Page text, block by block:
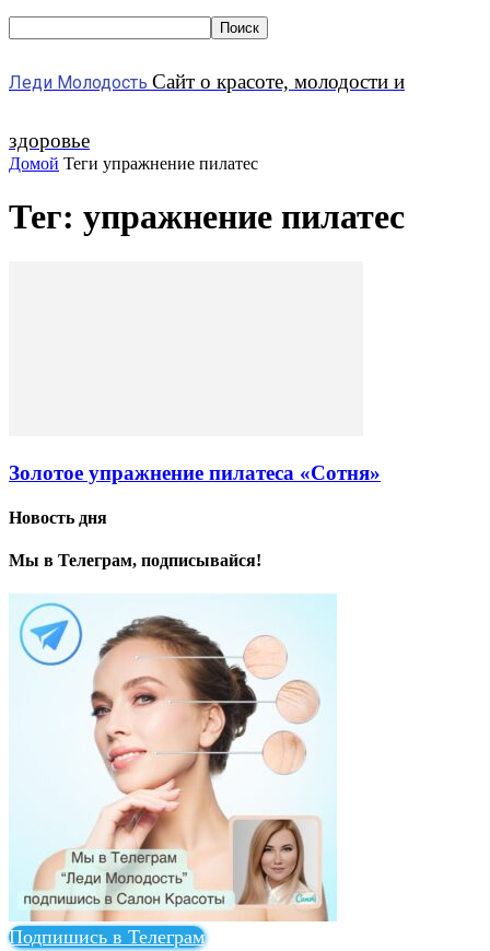
Леди Молодость Сайт о красоте, молодости и
здоровье
Домой Теги упражнение пилатес
Тег: упражнение пилатес
Золотое упражнение пилатеса «Сотня»
Новость дня
Мы в Телеграм, подписывайся!
Подпишись в Телеграм